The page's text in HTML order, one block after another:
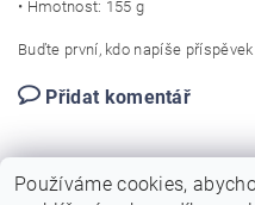
• Hmotnost: 155 g
Buďte první, kdo napíše
Přidat komentář
Používáme cookies,